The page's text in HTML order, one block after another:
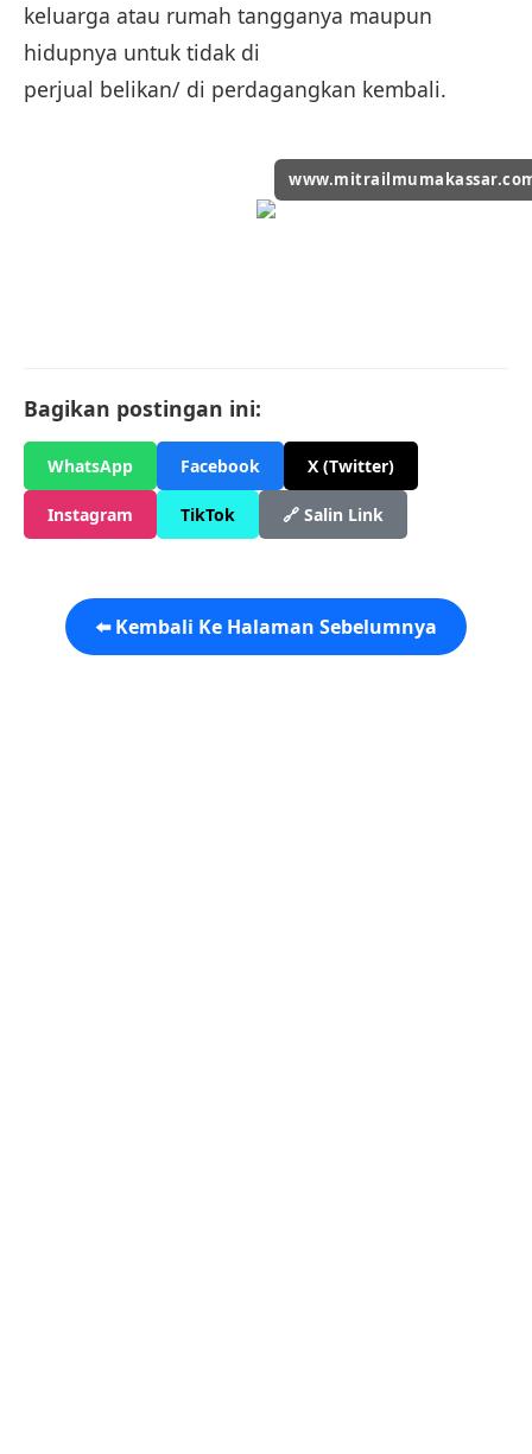
keluarga atau rumah tangganya maupun
hidupnya untuk tidak di
perjual belikan/ di perdagangkan kembali.
Bagikan postingan ini:
WhatsApp Facebook X (Twitter)
Instagram TikTok 🔗 Salin Link
⬅️ Kembali Ke Halaman Sebelumnya